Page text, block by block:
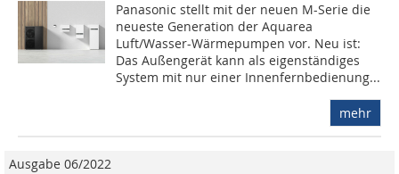
Panasonic stellt mit der neuen M-Serie die
neueste Generation der Aquarea
Luft/Wasser-Wärmepumpen vor. Neu ist:
Das Außengerät kann als eigenständiges
System mit nur einer Innenfernbedienung...
mehr
Ausgabe 06/2022